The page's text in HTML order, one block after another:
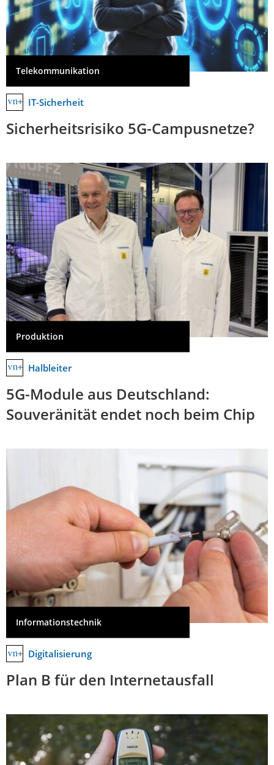
Telekommunikation
IT-Sicherheit
Sicherheitsrisiko 5G-Campusnetze?
Produktion
Halbleiter
5G-Module aus Deutschland:
Souveränität endet noch beim Chip
Informationstechnik
Digitalisierung
Plan B für den Internetausfall